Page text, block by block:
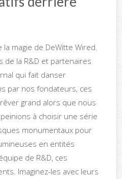
magie de DeWitte Wired.
de la R&D et partenaires
qui fait danser
par nos fondateurs, ces
grand alors que nous
à choisir une série
monumentaux pour
en entités
de R&D, ces
Imaginez-les avec leurs